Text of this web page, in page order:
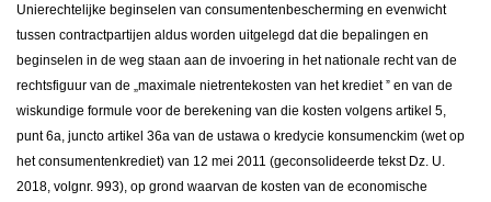
Unierechtelijke beginselen van consumentenbescherming en evenwicht
tussen contractpartijen aldus worden uitgelegd dat die bepalingen en
beginselen in de weg staan aan de invoering in het nationale recht van de
rechtsfiguur van de „maximale nietrentekosten van het krediet ˮ en van de
wiskundige formule voor de berekening van die kosten volgens artikel 5,
punt 6a, juncto artikel 36a van de ustawa o kredycie konsumenckim (wet op
het consumentenkrediet) van 12 mei 2011 (geconsolideerde tekst Dz. U.
2018, volgnr. 993), op grond waarvan de kosten van de economische